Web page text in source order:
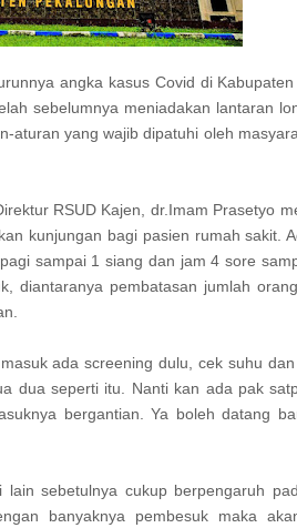
angka kasus Covid di
sebelumnya meniadakan lantaran
aturan yang wajib dipatuhi oleh
RSUD Kajen, dr.Imam Prasetyo
kunjungan bagi pasien rumah sakit.
sampai 1 siang dan jam 4 sore
diantaranya pembatasan jumlah
ada screening dulu, cek suhu dan
dua seperti itu. Nanti kan ada pak
bergantian. Ya boleh datang
sebetulnya cukup berpengaruh
banyaknya pembesuk maka